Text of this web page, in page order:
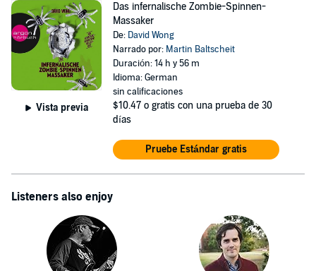
Vista previa
Das infernalische Zombie-Spinnen-
Massaker
De: David Wong
Narrado por: Martin Baltscheit
Duración: 14 h y 56 m
Idioma: German
sin calificaciones
$10.47 o gratis con una prueba de 30
días
Pruebe Estándar gratis
Listeners also enjoy